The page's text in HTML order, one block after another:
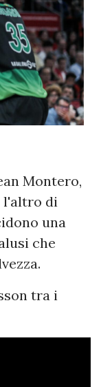
Montero,
l'altro di
una
che
tra i